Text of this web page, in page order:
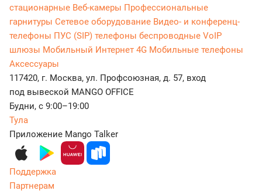
стационарные Веб-камеры Профессиональные
гарнитуры Сетевое оборудование Видео- и конференц-
телефоны ПУС (SIP) телефоны беспроводные VoIP
шлюзы Мобильный Интернет 4G Мобильные телефоны
Аксессуары
117420, г. Москва, ул. Профсоюзная, д. 57, вход
под вывеской MANGO OFFICE
Будни, с 9:00–19:00
Тула
Приложение Mango Talker
Поддержка
Партнерам